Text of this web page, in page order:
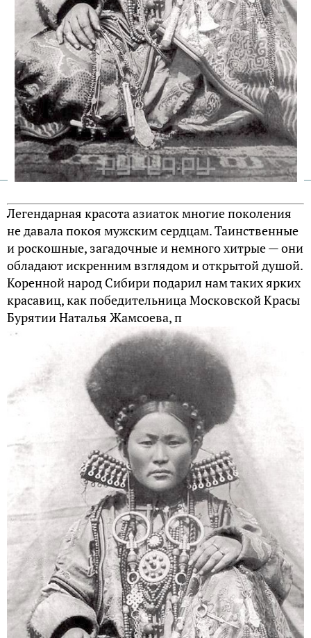
Легендарная красота азиаток многие поколения
не давала покоя мужским сердцам. Таинственные
и роскошные, загадочные и немного хитрые — они
обладают искренним взглядом и открытой душой.
Коренной народ Сибири подарил нам таких ярких
красавиц, как победительница Московской Красы
Бурятии Наталья Жамсоева, п